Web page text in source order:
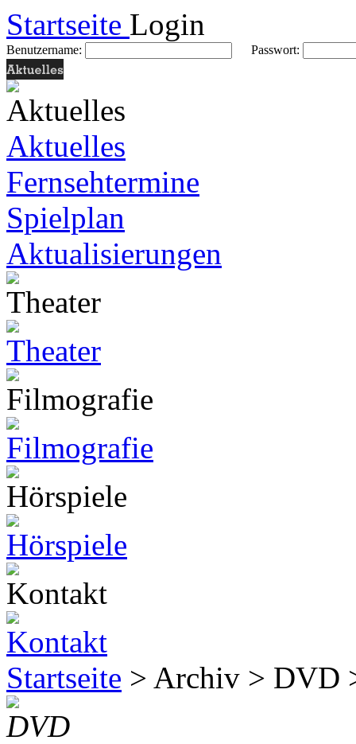
Startseite Login
Benutzername: Passwort:
Aktuelles
Fernsehtermine
Spielplan
Aktualisierungen
Startseite > Archiv > DVD
DVD